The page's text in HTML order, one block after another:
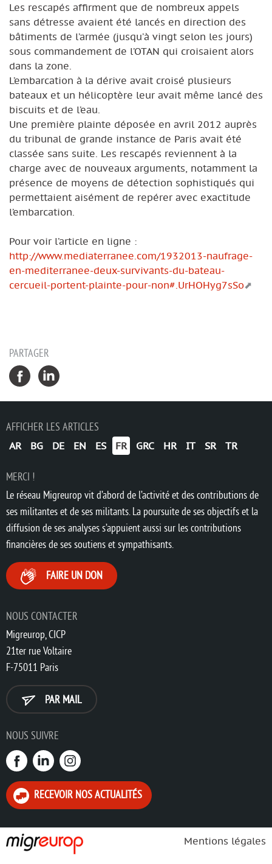
Les rescapés affirment que de nombreux appels
sans détresse avaient été lancés en direction des
bâtiments de l’armée (jusqu’à vingt selon les jours)
sous commandement de l’OTAN qui croisaient alors
dans la zone.
L’embarcation à la dérive avait croisé plusieurs
bateaux et un hélicoptère leur avait même lancé des
biscuits et de l’eau.
Une première plainte déposée en avril 2012 auprès
du tribunal de grande instance de Paris avait été
classée sans suite. Les rescapés reviennent à la
charge avec de nouveaux arguments, notamment la
présence de moyens de détection sophistiqués qui
permettaient aisément de repérer avec exactitude
l’embarcation.
Pour voir l’article en ligne :
http://www.mediaterranee.com/1932013-naufrage-
en-mediterranee-deux-survivants-du-bateau-
cercueil-portent-plainte-pour-non#.UrHOHyg7sSo
PARTAGER
AFFICHER LES ARTICLES
AR BG DE EN ES FR GRC HR IT SR TR
NOUS CONTACTER
Migreurop, CICP
21ter rue Voltaire
F-75011 Paris
PAR MAIL
MERCI !
Le réseau Migreurop vit d’abord de l’activité et des contributions de
ses militantes et de ses militants. La poursuite de ses objectifs et la
diffusion de ses analyses s’appuient aussi sur les contributions
financières de ses soutiens et sympathisants.
FAIRE UN DON
NOUS SUIVRE
RECEVOIR NOS ACTUALITÉS
Mentions légales